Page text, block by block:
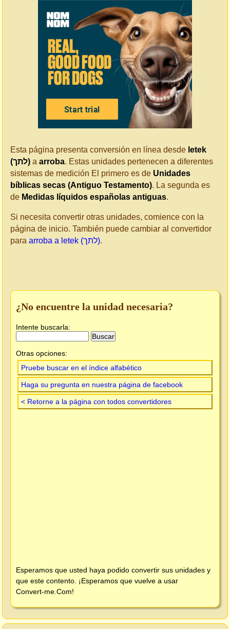
Esta página presenta conversión en línea desde letek
(לתך) a arroba. Estas unidades pertenecen a diferentes
sistemas de medición El primero es de Unidades
bíblicas secas (Antiguo Testamento). La segunda es
de Medidas líquidos españolas antiguas.
Si necesita convertir otras unidades, comience con la
página de inicio. También puede cambiar al convertidor
para
arroba a letek (לתך).
¿No encuentre la unidad necesaria?
Intente buscarla:
Otras opciones:
Pruebe buscar en el índice alfabético
Haga su pregunta en nuestra página de facebook
< Retorne a la página con todos convertidores
Esperamos que usted haya podido convertir sus unidades y
que este contento. ¡Esperamos que vuelve a usar
Convert-me.Com!